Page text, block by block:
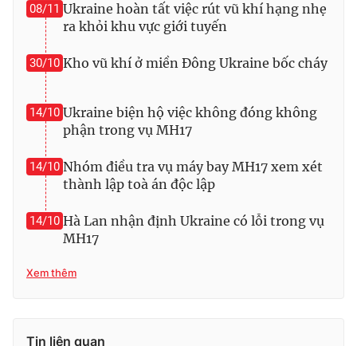
THỜI BÁO VTV
Theo dõi báo trên
Cơ quan chủ quản:Đài Truyền hình Việt Nam
Cơ quan báo chí:
Giấy phép hoạt động báo in và báo điện tử số 483/GP-BTTTT
cấp ngày 29/12/2023
Tổng Biên tập:
08/11 Ukraine hoàn tất việc rút vũ khí hạng nhẹ
ra khỏi khu vực giới tuyến
30/10 Kho vũ khí ở miền Đông Ukraine bốc cháy
14/10 Ukraine biện hộ việc không đóng không
phận trong vụ MH17
14/10 Nhóm điều tra vụ máy bay MH17 xem xét
thành lập toà án độc lập
14/10 Hà Lan nhận định Ukraine có lỗi trong vụ
MH17
Xem thêm
Tin liên quan